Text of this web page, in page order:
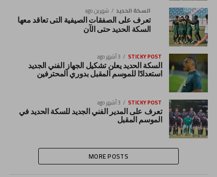
السكة الحديد شهرين ago
تعرف على الصفقات الصيفية التى تعاقد معها
السكة الحديد حتى الآن
STICKY POST 3 أشهر ago
السكة الحديد يعلن تشكيل الجهاز الفني الجديد
استعدادًا للموسم المقبل بدوري المحترفين
STICKY POST 3 أشهر ago
تعرف على المدير الفني الجديد للسكة الحديد في
الموسم المقبل
MORE POSTS